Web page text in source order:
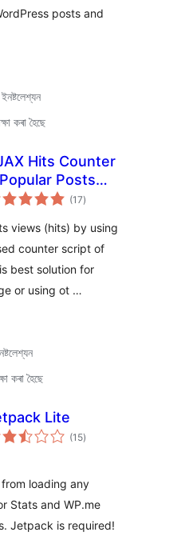
posts and
কৰা হৈছে
Hits Counter
Posts
(17টা
মুঠ)
views (hits) by using
counter script of
best solution for
or using ot …
কৰা হৈছে
Lite
(15টা
মুঠ)
loading any
Stats and WP.me
Jetpack is required!